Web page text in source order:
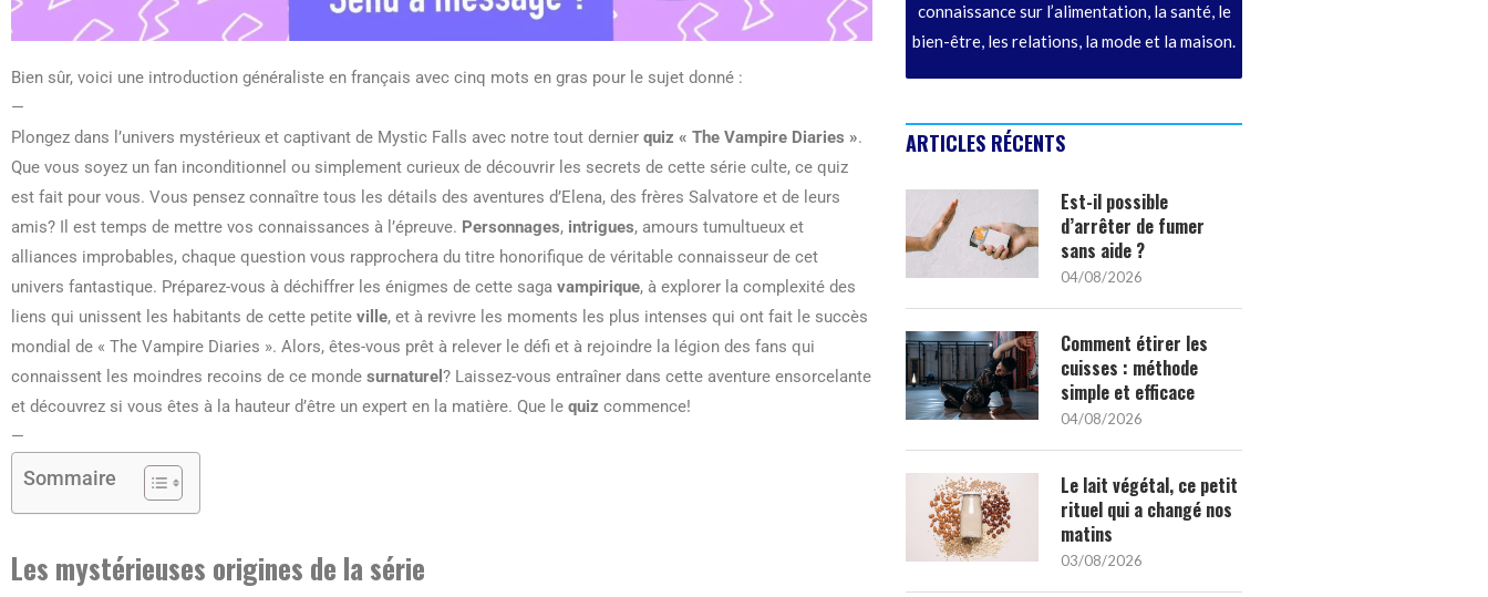
Bien sûr, voici une introduction généraliste en français avec cinq mots en gras pour le sujet donné :
—
Plongez dans l’univers mystérieux et captivant de Mystic Falls avec notre tout dernier quiz « The Vampire Diaries ».
Que vous soyez un fan inconditionnel ou simplement curieux de découvrir les secrets de cette série culte, ce quiz
est fait pour vous. Vous pensez connaître tous les détails des aventures d’Elena, des frères Salvatore et de leurs
amis? Il est temps de mettre vos connaissances à l’épreuve. Personnages, intrigues, amours tumultueux et
alliances improbables, chaque question vous rapprochera du titre honorifique de véritable connaisseur de cet
univers fantastique. Préparez-vous à déchiffrer les énigmes de cette saga vampirique, à explorer la complexité des
liens qui unissent les habitants de cette petite ville, et à revivre les moments les plus intenses qui ont fait le succès
mondial de « The Vampire Diaries ». Alors, êtes-vous prêt à relever le défi et à rejoindre la légion des fans qui
connaissent les moindres recoins de ce monde surnaturel ? Laissez-vous entraîner dans cette aventure ensorcelante
et découvrez si vous êtes à la hauteur d’être un expert en la matière. Que le quiz commence!
—
Sommaire
Les mystérieuses origines de la série
connaissance sur l’alimentation, la santé, le
bien-être, les relations, la mode et la maison.
ARTICLES RÉCENTS
Est-il possible
d’arrêter de fumer
sans aide ?
04/08/2026
Comment étirer les
cuisses : méthode
simple et efficace
04/08/2026
Le lait végétal, ce petit
rituel qui a changé nos
matins
03/08/2026